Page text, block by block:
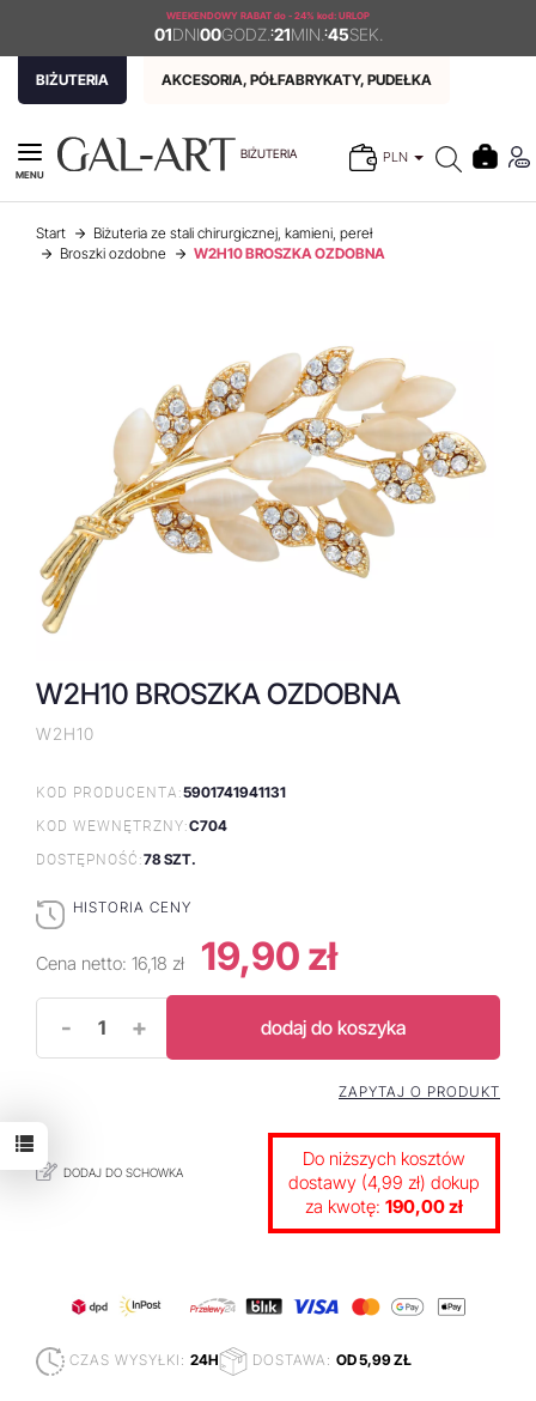
WEEKENDOWY RABAT do - 24% kod: URLOP
01DNI00GODZ. :21MIN. :44SEK.
BIŻUTERIA AKCESORIA, PÓŁFABRYKATY, PUDEŁKA
BIŻUTERIA PLN
MENU
Start
Biżuteria ze stali chirurgicznej, kamieni, pereł
Broszki ozdobne
W2H10 BROSZKA OZDOBNA
W2H10 BROSZKA OZDOBNA
W2H10
KOD PRODUCENTA:5901741941131
KOD WEWNĘTRZNY:C704
DOSTĘPNOŚĆ:78 SZT.
HISTORIA CENY
Cena netto: 16,18 zł 19,90 zł
- + dodaj do koszyka
DODAJ DO SCHOWKA
ZAPYTAJ O PRODUKT
Do niższych kosztów
dostawy (4,99 zł) dokup
za kwotę: 190,00 zł
CZAS WYSYŁKI: 24H DOSTAWA: OD 5,99 ZŁ